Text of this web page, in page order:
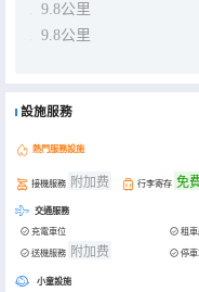
9.8公里
9.8公里
設施服務
熱門服務設施
接機服務 附加费 行李寄存 免
交通服務
充電車位 租車
送機服務 附加费 停車
小童設施